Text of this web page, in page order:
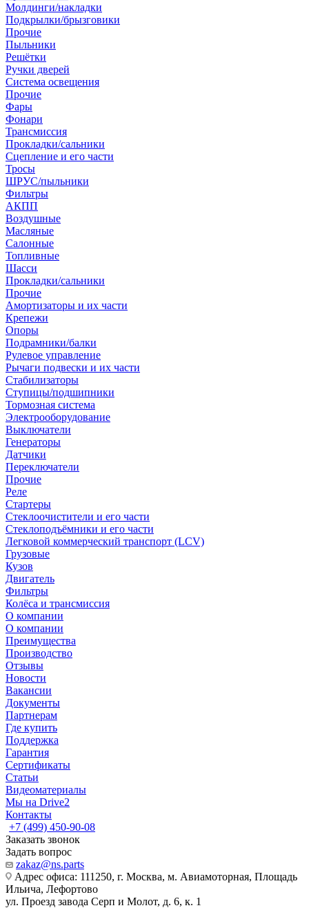
Молдинги/накладки
Подкрылки/брызговики
Прочие
Пыльники
Решётки
Ручки дверей
Система освещения
Прочие
Фары
Фонари
Трансмиссия
Прокладки/сальники
Сцепление и его части
Тросы
ШРУС/пыльники
Фильтры
АКПП
Воздушные
Масляные
Салонные
Топливные
Шасси
Прокладки/сальники
Прочие
Амортизаторы и их части
Крепежи
Опоры
Подрамники/балки
Рулевое управление
Рычаги подвески и их части
Стабилизаторы
Ступицы/подшипники
Тормозная система
Электрооборудование
Выключатели
Генераторы
Датчики
Переключатели
Прочие
Реле
Стартеры
Стеклоочистители и его части
Стеклоподъёмники и его части
Легковой коммерческий транспорт (LCV)
Грузовые
Кузов
Двигатель
Фильтры
Колёса и трансмиссия
О компании
О компании
Преимущества
Производство
Отзывы
Новости
Вакансии
Документы
Партнерам
Где купить
Поддержка
Гарантия
Сертификаты
Статьи
Видеоматериалы
Мы на Drive2
Контакты
+7 (499) 450-90-08
Заказать звонок
Задать вопрос
zakaz@ns.parts
Адрес офиса: 111250, г. Москва, м. Авиамоторная, Площадь
Ильича, Лефортово
ул. Проезд завода Серп и Молот, д. 6, к. 1